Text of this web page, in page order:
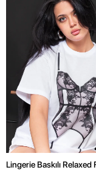
Lingerie Baskılı Relaxed